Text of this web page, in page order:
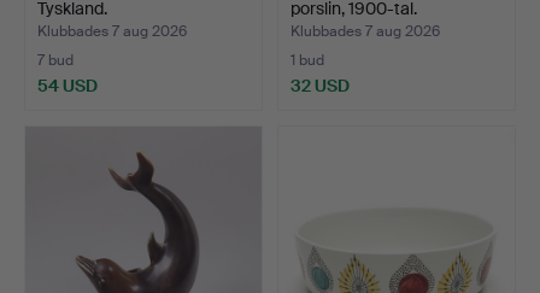
Tyskland.
Klubbades 7 aug 2026
7 bud
54 USD
porslin, 1900-tal.
Klubbades 7 aug 2026
1 bud
32 USD